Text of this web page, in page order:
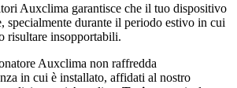
Auxclima garantisce che il tuo dispositivo
specialmente durante il periodo estivo in cui
risultare insopportabili.
Auxclima non raffredda
in cui è installato, affidati al nostro